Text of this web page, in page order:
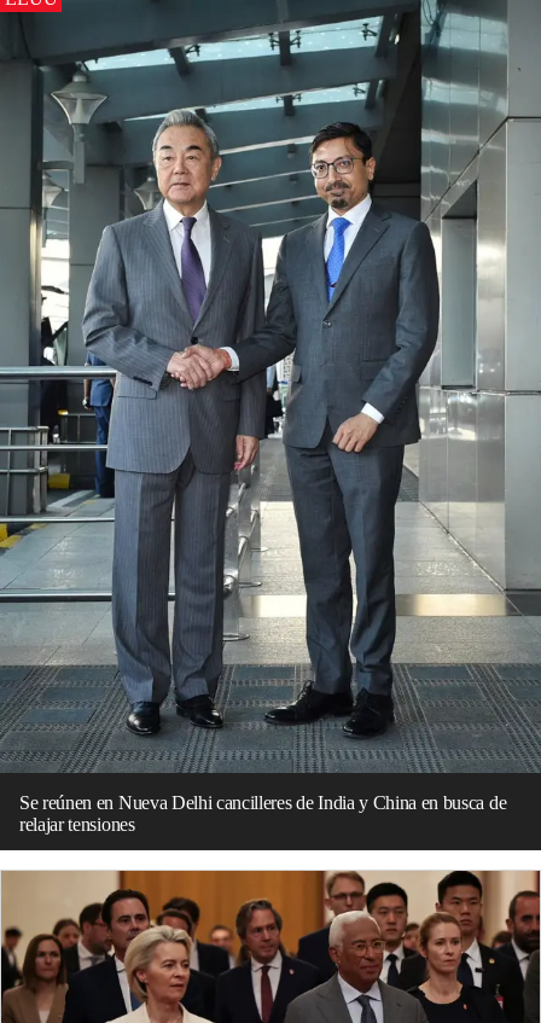
Se reúnen en Nueva Delhi cancilleres de India y China en busca de
relajar tensiones